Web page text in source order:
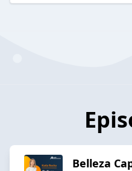
Belleza